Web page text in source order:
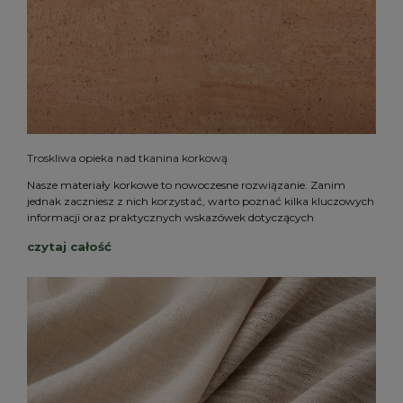
Troskliwa opieka nad tkanina korkową
Nasze materiały korkowe to nowoczesne rozwiązanie. Zanim
jednak zaczniesz z nich korzystać, warto poznać kilka kluczowych
informacji oraz praktycznych wskazówek dotyczących
czytaj całość